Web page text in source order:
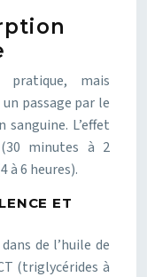
mais
passage par le
L’effet
minutes à 2
à 6 heures).
ET
de l’huile de
(triglycérides à